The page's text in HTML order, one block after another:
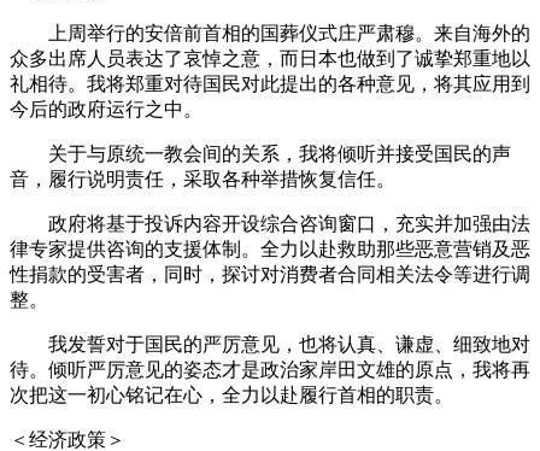
上周举行的安倍前首相的国葬仪式庄严肃穆。来自海外的
众多出席人员表达了哀悼之意，而日本也做到了诚挚郑重地以
礼相待。我将郑重对待国民对此提出的各种意见，将其应用到
今后的政府运行之中。
关于与原统一教会间的关系，我将倾听并接受国民的声
音，履行说明责任，采取各种举措恢复信任。
政府将基于投诉内容开设综合咨询窗口，充实并加强由法
律专家提供咨询的支援体制。全力以赴救助那些恶意营销及恶
性捐款的受害者，同时，探讨对消费者合同相关法令等进行调
整。
我发誓对于国民的严厉意见，也将认真、谦虚、细致地对
待。倾听严厉意见的姿态才是政治家岸田文雄的原点，我将再
次把这一初心铭记在心，全力以赴履行首相的职责。
＜经济政策＞